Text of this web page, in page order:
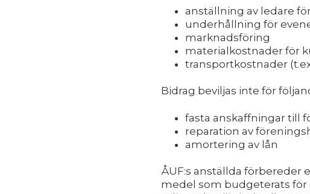
anställning av ledare
underhållning för
marknadsföring
materialkostnader för
transportkostnader
Bidrag beviljas inte för
fasta anskaffningar till
reparation av
amortering av lån
ÅUF:s anställda förbereder
medel som budgeterats för